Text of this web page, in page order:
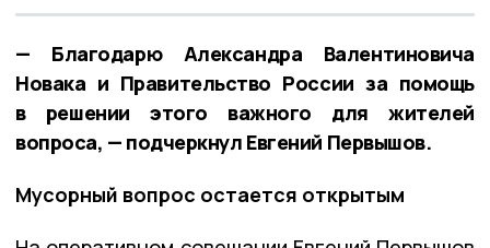
— Благодарю Александра Валентиновича
Новака и Правительство России за помощь
в решении этого важного для жителей
вопроса, — подчеркнул Евгений Первышов.
Мусорный вопрос остается открытым